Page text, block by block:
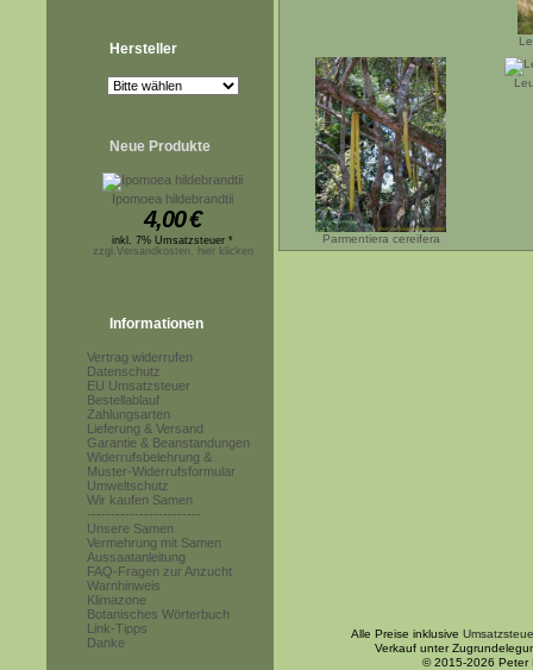
Hersteller
Neue Produkte
Ipomoea hildebrandtii
4,00€
inkl. 7% Umsatzsteuer *
zzgl.Versandkosten, hier klicken
Informationen
Vertrag widerrufen
Datenschutz
EU Umsatzsteuer
Bestellablauf
Zahlungsarten
Lieferung & Versand
Garantie & Beanstandungen
Widerrufsbelehrung &
Muster-Widerrufsformular
Umweltschutz
Wir kaufen Samen
------------------------
Unsere Samen
Vermehrung mit Samen
Aussaatanleitung
FAQ-Fragen zur Anzucht
Warnhinweis
Klimazone
Botanisches Wörterbuch
Link-Tipps
Danke
Parmentiera cereifera
Alle Preise inklusive
Verkauf unter
© 2015-2026 Peter